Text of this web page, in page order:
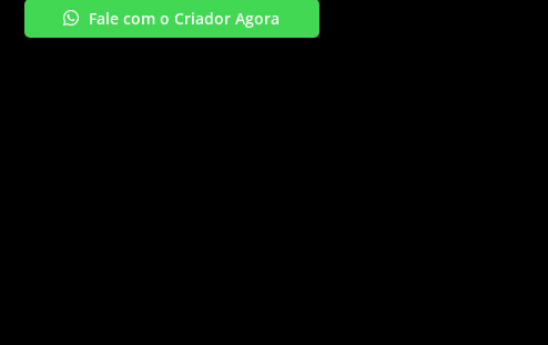
Fale com o Criador Agora